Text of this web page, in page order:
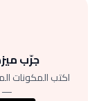
جرّب
اكتب المكونات
—